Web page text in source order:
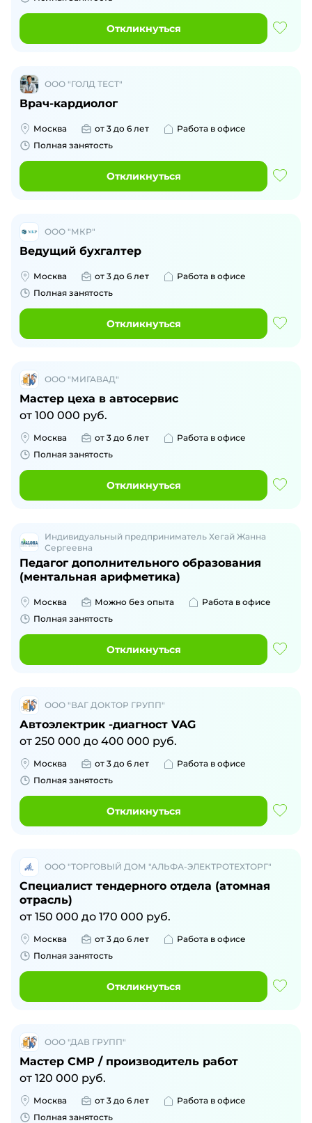
Откликнуться
ООО "ГОЛД ТЕСТ"
Врач-кардиолог
Москва от 3 до 6 лет
Работа в офисе
Полная занятость
Откликнуться
ООО "МКР"
Ведущий бухгалтер
Москва от 3 до 6 лет
Работа в офисе
Полная занятость
Откликнуться
ООО "МИГАВАД"
Мастер цеха в автосервис
от 100 000 руб.
Москва от 3 до 6 лет
Работа в офисе
Полная занятость
Откликнуться
Индивидуальный предприниматель Хегай Жанна
Сергеевна
Педагог дополнительного образования
(ментальная арифметика)
Москва Можно без опыта
Работа в офисе
Полная занятость
Откликнуться
ООО "ВАГ ДОКТОР ГРУПП"
Автоэлектрик -диагност VAG
от 250 000 до 400 000 руб.
Москва от 3 до 6 лет
Работа в офисе
Полная занятость
Откликнуться
ООО "ТОРГОВЫЙ ДОМ "АЛЬФА-ЭЛЕКТРОТЕХТОРГ"
Специалист тендерного отдела (атомная
отрасль)
от 150 000 до 170 000 руб.
Москва от 3 до 6 лет
Работа в офисе
Полная занятость
Откликнуться
ООО "ДАВ ГРУПП"
Мастер СМР / производитель работ
от 120 000 руб.
Москва от 3 до 6 лет
Работа в офисе
Полная занятость